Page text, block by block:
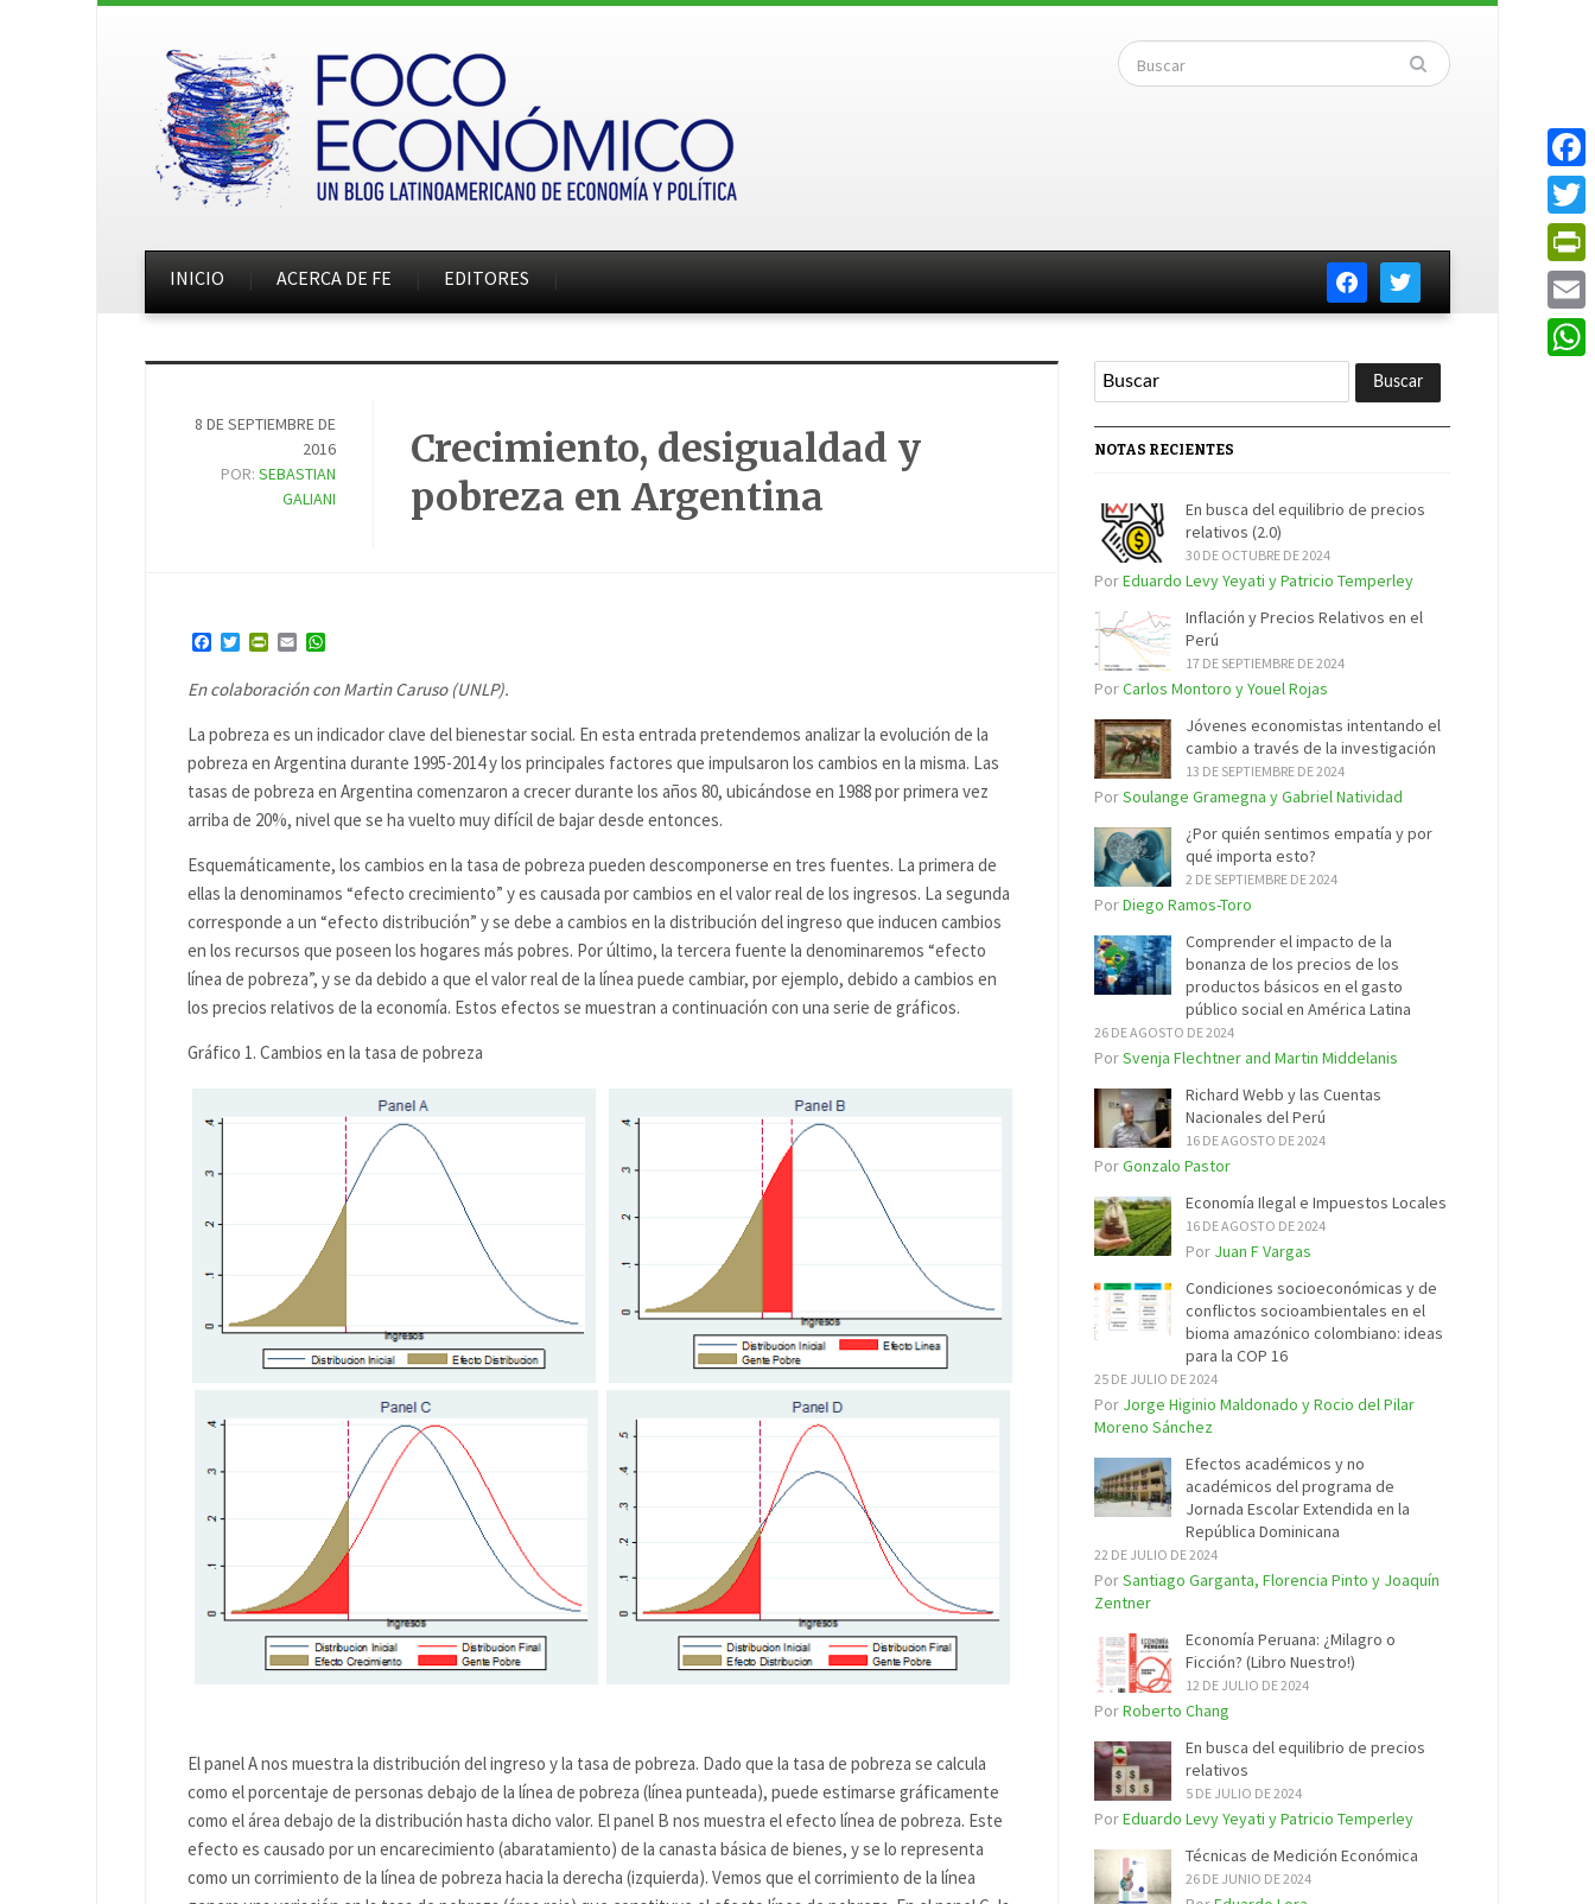
facebooktwitter
INICIO ACERCA DE FE EDITORES
8 DE SEPTIEMBRE DE
2016
POR:SEBASTIAN
GALIANI
Crecimiento, desigualdad y
pobreza en Argentina
Facebook
TwitterPrintFriendly
Email
En colaboración con Martin Caruso (UNLP).
La pobreza es un indicador clave del bienestar social. En esta entrada pretendemos analizar la evolución de la
pobreza en Argentina durante 1995-2014 y los principales factores que impulsaron los cambios en la misma. Las
tasas de pobreza en Argentina comenzaron a crecer durante los años 80, ubicándose en 1988 por primera vez
arriba de 20%, nivel que se ha vuelto muy difícil de bajar desde entonces.
Esquemáticamente, los cambios en la tasa de pobreza pueden descomponerse en tres fuentes. La primera de
ellas la denominamos “efecto crecimiento” y es causada por cambios en el valor real de los ingresos. La segunda
corresponde a un “efecto distribución” y se debe a cambios en la distribución del ingreso que inducen cambios
en los recursos que poseen los hogares más pobres. Por último, la tercera fuente la denominaremos “efecto
línea de pobreza”, y se da debido a que el valor real de la línea puede cambiar, por ejemplo, debido a cambios en
los precios relativos de la economía. Estos efectos se muestran a continuación con una serie de gráficos.
Gráfico 1. Cambios en la tasa de pobreza
El panel A nos muestra la distribución del ingreso y la tasa de pobreza. Dado que la tasa de pobreza se calcula
como el porcentaje de personas debajo de la línea de pobreza (línea punteada), puede estimarse gráficamente
como el área debajo de la distribución hasta dicho valor. El panel B nos muestra el efecto línea de pobreza. Este
efecto es causado por un encarecimiento (abaratamiento) de la canasta básica de bienes, y se lo representa
como un corrimiento de la línea de pobreza hacia la derecha (izquierda). Vemos que el corrimiento de la línea
NOTAS RECIENTES
En busca del equilibrio de precios
relativos (2.0)
30 DE OCTUBRE DE 2024
PorEduardo Levy Yeyati y Patricio Temperley
Inflación y Precios Relativos en el
Perú
17 DE SEPTIEMBRE DE 2024
PorCarlos Montoro y Youel Rojas
Jóvenes economistas intentando el
cambio a través de la investigación
13 DE SEPTIEMBRE DE 2024
PorSoulange Gramegna y Gabriel Natividad
¿Por quién sentimos empatía y por
qué importa esto?
2 DE SEPTIEMBRE DE 2024
PorDiego Ramos-Toro
Comprender el impacto de la
bonanza de los precios de los
productos básicos en el gasto
público social en América Latina
26 DE AGOSTO DE 2024
PorSvenja Flechtner and Martin Middelanis
Richard Webb y las Cuentas
Nacionales del Perú
16 DE AGOSTO DE 2024
PorGonzalo Pastor
Economía Ilegal e Impuestos Locales
16 DE AGOSTO DE 2024
Por Juan F Vargas
Condiciones socioeconómicas y de
conflictos socioambientales en el
bioma amazónico colombiano: ideas
para la COP 16
25 DE JULIO DE 2024
Por Jorge Higinio Maldonado y Rocio del Pilar
Moreno Sánchez
Efectos académicos y no
académicos del programa de
Jornada Escolar Extendida en la
República Dominicana
22 DE JULIO DE 2024
PorSantiago Garganta, Florencia Pinto y Joaquín
Zentner
Economía Peruana: ¿Milagro o
Ficción? (Libro Nuestro!)
12 DE JULIO DE 2024
PorRoberto Chang
En busca del equilibrio de precios
relativos
5 DE JULIO DE 2024
PorEduardo Levy Yeyati y Patricio Temperley
Técnicas de Medición Económica
26 DE JUNIO DE 2024
Email